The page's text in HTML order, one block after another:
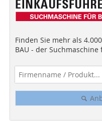
Finden Sie mehr als
BAU - der